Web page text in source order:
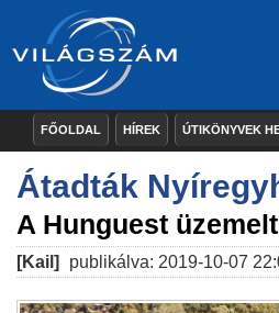
FŐOLDAL HÍREK ÚTIKÖNYVEK
Átadták
A Hunguest
[Kail] publikálva: 2019-10-07